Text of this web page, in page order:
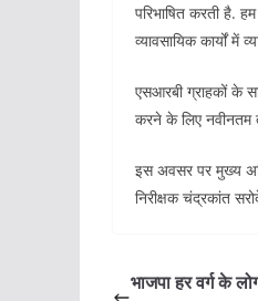
परिभाषित करती है.
व्यावसायिक कार्यों में
एसआरबी ग्राहकों के
करने के लिए
इस अवसर पर मुख्य
निरीक्षक चंद्रकांत
भाजपा हर वर्ग के